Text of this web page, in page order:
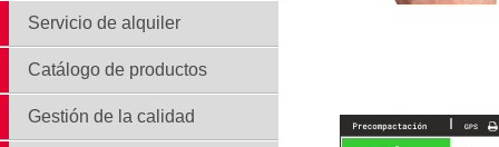
Servicio de alquiler
Catálogo de productos
Gestión de la calidad